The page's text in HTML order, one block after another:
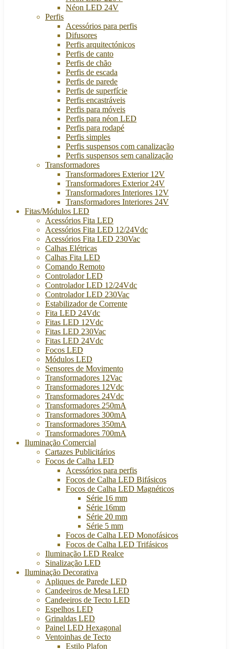
Néon LED 24V
Perfis
Acessórios para perfis
Difusores
Perfis arquitectónicos
Perfis de canto
Perfis de chão
Perfis de escada
Perfis de parede
Perfis de superfície
Perfis encastráveis
Perfis para móveis
Perfis para néon LED
Perfis para rodapé
Perfis simples
Perfis suspensos com canalização
Perfis suspensos sem canalização
Transformadores
Transformadores Exterior 12V
Transformadores Exterior 24V
Transformadores Interiores 12V
Transformadores Interiores 24V
Fitas/Módulos LED
Acessórios Fita LED
Acessórios Fita LED 12/24Vdc
Acessórios Fita LED 230Vac
Calhas Elétricas
Calhas Fita LED
Comando Remoto
Controlador LED
Controlador LED 12/24Vdc
Controlador LED 230Vac
Estabilizador de Corrente
Fita LED 24Vdc
Fitas LED 12Vdc
Fitas LED 230Vac
Fitas LED 24Vdc
Focos LED
Módulos LED
Sensores de Movimento
Transformadores 12Vac
Transformadores 12Vdc
Transformadores 24Vdc
Transformadores 250mA
Transformadores 300mA
Transformadores 350mA
Transformadores 700mA
Iluminação Comercial
Cartazes Publicitários
Focos de Calha LED
Acessórios para perfis
Focos de Calha LED Bifásicos
Focos de Calha LED Magnéticos
Série 16 mm
Série 16mm
Série 20 mm
Série 5 mm
Focos de Calha LED Monofásicos
Focos de Calha LED Trifásicos
Iluminação LED Realce
Sinalização LED
Iluminação Decorativa
Apliques de Parede LED
Candeeiros de Mesa LED
Candeeiros de Tecto LED
Espelhos LED
Grinaldas LED
Painel LED Hexagonal
Ventoinhas de Tecto
Estilo Plafon